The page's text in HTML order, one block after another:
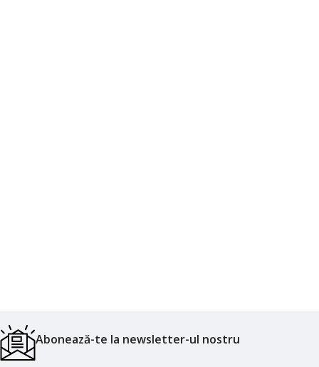
Abonează-te la newsletter-ul nostru